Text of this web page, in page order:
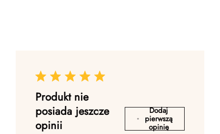
Produkt nie
posiada jeszcze
opinii
Dodaj
pierwszą
opinię